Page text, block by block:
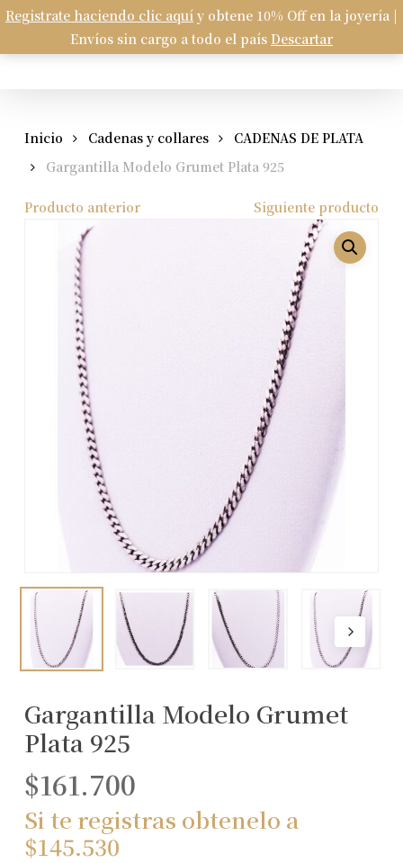
Registrate haciendo clic aquí y obtene 10% Off en la joyería |
Envíos sin cargo a todo el país Descartar
Skip
main
search
Carrito Cart
Inicio Cadenas y collares
CADENAS DE PLATA
Gargantilla Modelo Grumet Plata 925
Producto anterior Siguiente producto
Gargantilla Modelo Grumet
Plata 925
$161.700
Si te registras obtenelo a
$145.530